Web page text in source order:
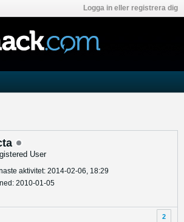
Logga in eller registrera dig
User
aktivitet: 2014-02-06, 18:29
2010-01-05
2